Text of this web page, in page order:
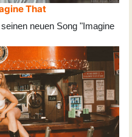
That
neuen Song "Imagine